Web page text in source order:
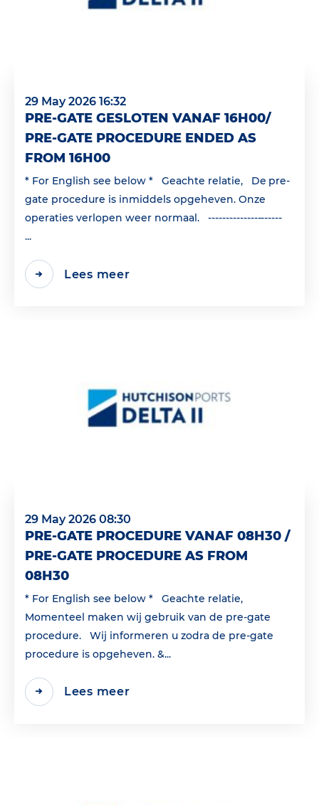
29 May 2026 16:32
PRE-GATE GESLOTEN VANAF 16H00/
PRE-GATE PROCEDURE ENDED AS
FROM 16H00
* For English see below * Geachte relatie, De pre-
gate procedure is inmiddels opgeheven. Onze
operaties verlopen weer normaal. ---------------------
...
Lees meer
29 May 2026 08:30
PRE-GATE PROCEDURE VANAF 08H30 /
PRE-GATE PROCEDURE AS FROM
08H30
* For English see below * Geachte relatie,
Momenteel maken wij gebruik van de pre-gate
procedure. Wij informeren u zodra de pre-gate
procedure is opgeheven. &...
Lees meer